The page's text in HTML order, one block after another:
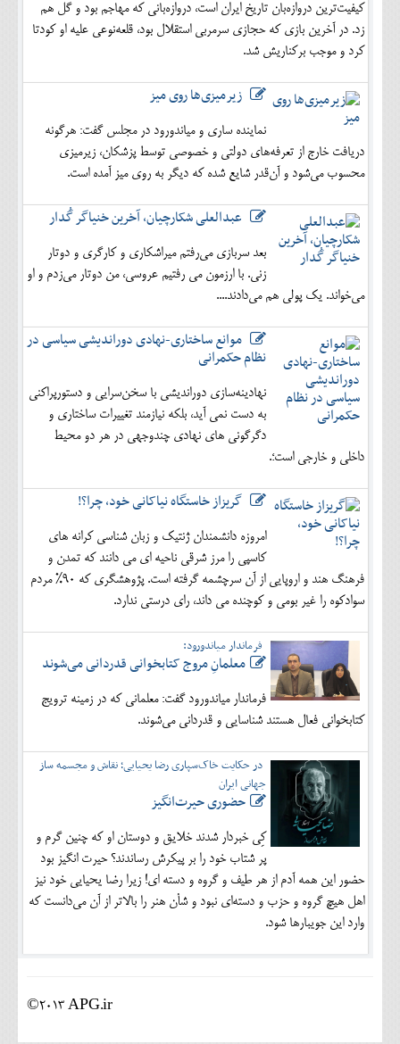
کیفیت‌ترین دروازه‌بان تاریخ ایران است، دروازه‌بانی که مهاجم بود و گل هم
زد. در آخرین بازی که حجازی سرمربی استقلال بود، قلعه‌نوعی علیه او کودتا
کرد و موجب برکناریش شد.
زیرمیزی‌ها روی میز
نماینده ساری و میاندورود در مجلس گفت: هرگونه
دریافت خارج از تعرفه‌های دولتی و خصوصی توسط پزشکان، زیرمیزی
محسوب می‌شود و آن‌قدر شایع شده که دیگر به روی میز آمده است.
عبدالعلی شکارچیان، آخرین خنیاگر گُدار
بعد سربازی می‌رفتم میراشکاری و کارگری و دوتار
زنی. با ارزمون می رفتیم عروسی، من دوتار می‌زدم و او
می‌خواند. یک پولی هم می‌دادند....
موانع ساختاری-نهادی دوراندیشی سیاسی در
نظام حکمرانی
نهادینه‌سازی دوراندیشی با سخن‌سرایی و دستورپراکنی
به دست نمی آید، بلکه نیازمند تغییرات ساختاری و
دگرگونی های نهادی چندوجهی در هر دو محیط
داخلی و خارجی است؛.
گریزاز خاستگاه نیاکانی خود، چرا؟!
امروزه دانشمندان ژنتیک و زبان شناسی کرانه های
کاسپی را مرز شرقی ناحیه ای می دانند که تمدن و
فرهنگ هند و اروپایی از آن سرچشمه گرفته است. پژوهشگری که 90% مردم
سوادکوه را غیر بومی و کوچنده می داند، رای درستی ندارد.
فرماندار میاندورود:
معلمانِ مروج کتابخوانی قدردانی می‌شوند
فرماندار میاندورود گفت: معلمانی که در زمینه ترویج
کتابخوانی فعال هستند شناسایی و قدردانی می‌شوند.
در حکایت خاک‌سپاری رضا یحیایی؛ نقاش و مجسمه ساز
جهانی ایران
حضوری حیرت‌انگیز
کِی خبردار شدند خلایق و دوستان او که چنین گرم و
پر شتاب خود را بر پیکرش رساندند؟ حیرت انگیز بود
حضور این همه آدم از هر طیف و گروه و دسته ای! زیرا رضا یحیایی خود نیز
اهل هیچ گروه و حزب و دسته‌ای نبود و شأن هنر را بالاتر از آن می‌دانست که
وارد این جویبارها شود.
©2013 APG.ir